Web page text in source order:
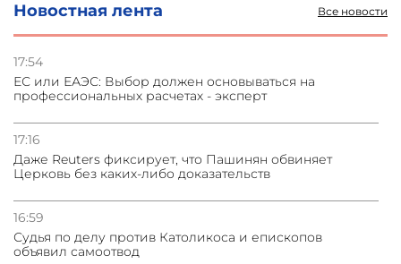
Новостная лента Все новости
17:54
ЕС или ЕАЭС: Выбор должен основываться на
профессиональных расчетах - эксперт
17:16
Даже Reuters фиксирует, что Пашинян обвиняет
Церковь без каких-либо доказательств
16:59
Судья по делу против Католикоса и епископов
объявил самоотвод
03.08.2026
Стратегия безопасности ОДКБ допускает применение
03.08.2026
31.07.2026
погрануправления СНБ Армении в Тбилиси